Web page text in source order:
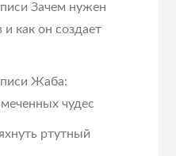
Зачем нужен
как он создает
Жаба:
чудес
ртутный